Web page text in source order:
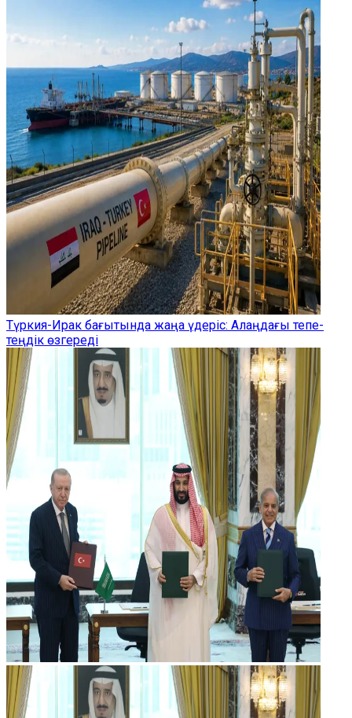
Түркия-Ирак бағытында жаңа үдеріс: Алаңдағы тепе-
теңдік өзгереді